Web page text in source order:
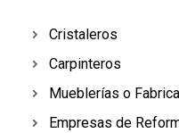
Cristaleros
Carpinteros
Mueblerías o
Empresas de